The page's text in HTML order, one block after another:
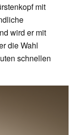
mit
wird er mit
die Wahl
schnellen